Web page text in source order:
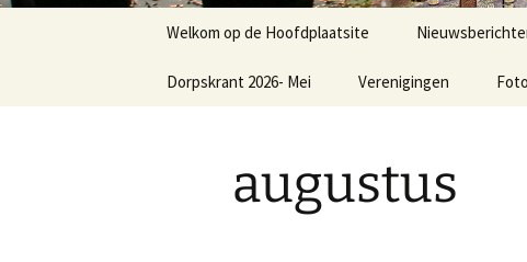
Welkom op de Hoofdplaatsite
Nieuws
Dorpskrant 2026- Mei Verenigingen
augustus